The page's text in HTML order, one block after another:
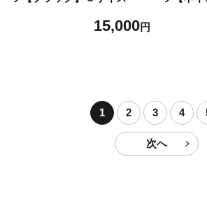
15,000円
1 2 3 4
次へ